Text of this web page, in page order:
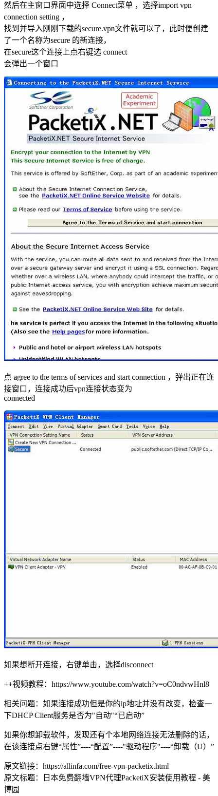
然后在主窗口界面中选择 Connect菜单 ，选择import vpn
connection setting ，
找到并导入刚刚下载的secure.vpn文件就可以了，此时便创建
了一个名称为secure 的新连接，
在secure这个连接上点右键选 connect
会弹出一个窗口
点 agree to the terms of services and start connection ，弹出正在连
接窗口，连接成功后vpn连接状态变为
connected
如果想断开连接，右键单击，选择disconnect
++视频教程：https://www.youtube.com/watch?v=oC0ndvwHnl8
相关问题：如果连接成功但是你的ip地址并没有改变，检查一
下DHCP Client服务是否为"自动"“已启动”
如果你想卸载软件，发现还有个本地网络连接无法删除的话，
在该连接点右键“属性”----“配置”----"驱动程序"----“卸载（U）”
原文链接：https://allinfa.com/free-vpn-packetix.html
原文标题：日本免费翻墙VPN代理PacketiX安装使用教程 - 美
博园